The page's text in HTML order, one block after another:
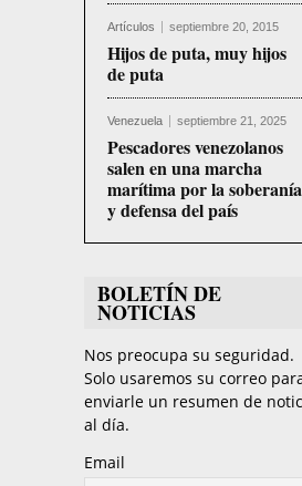
Artículos septiembre 20, 2015
Hijos de puta, muy hijos
de puta
Venezuela septiembre 21, 2025
Pescadores venezolanos
salen en una marcha
marítima por la soberanía
y defensa del país
BOLETÍN DE
NOTICIAS
Nos preocupa su seguridad.
Solo usaremos su correo
enviarle un resumen de
al día.
Email